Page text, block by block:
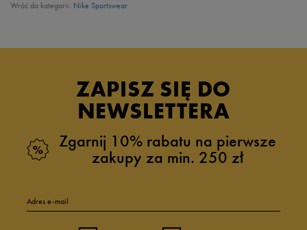
Wróć do kategorii: Nike Sportswear
ZAPISZ SIĘ DO
NEWSLETTERA
Zgarnij 10% rabatu na pierwsze
zakupy za min. 250 zł
Adres e-mail